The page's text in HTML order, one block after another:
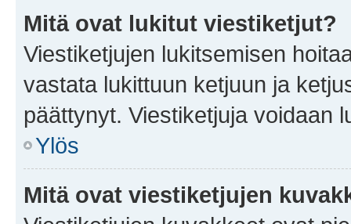
Mitä ovat lukitut viestiketjut?
Viestiketjujen lukitsemisen
vastata lukittuun ketjuun ja
päättynyt. Viestiketjuja voidaan
Ylös
Mitä ovat viestiketjujen